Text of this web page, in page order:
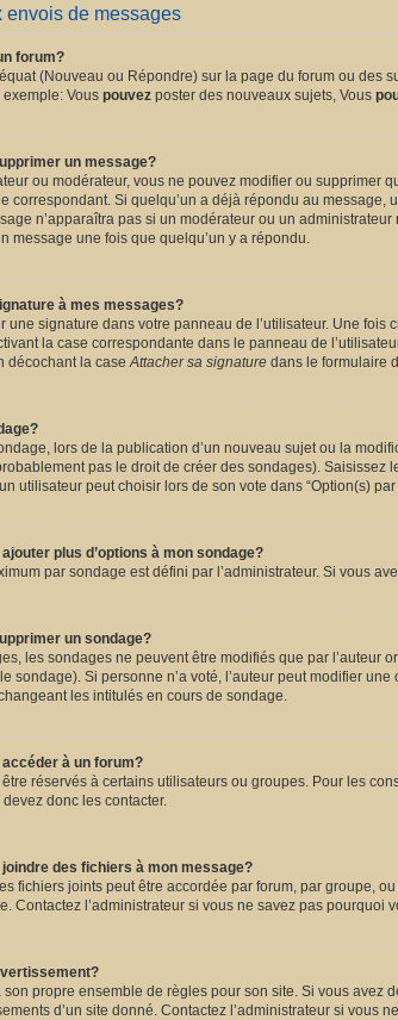
envois de messages
forum?
(Nouveau ou Répondre) sur la page du forum ou des
Vous pouvez poster des nouveaux sujets, Vous
un message?
ou modérateur, vous ne pouvez modifier ou
correspondant. Si quelqu’un a déjà répondu au message,
n’apparaîtra pas si un modérateur ou un
message une fois que quelqu’un y a répondu.
à mes messages?
une signature dans votre panneau de l’utilisateur. Une fois
la case correspondante dans le panneau de
décochant la caseAttacher sa signature dans le formulaire
lors de la publication d’un nouveau sujet ou la
pas le droit de créer des sondages).
utilisateur peut choisir lors de son vote dans “Option(s)
plus d’options à mon sondage?
par sondage est défini par l’administrateur. Si vous
un sondage?
les sondages ne peuvent être modifiés que par
sondage). Si personne n’a voté, l’auteur peut modifier
les intitulés en cours de sondage.
à un forum?
réservés à certains utilisateurs ou groupes. Pour les
donc les contacter.
des fichiers à mon message?
fichiers joints peut être accordée par forum, par groupe,
Contactez l’administrateur si vous ne savez pas pourquoi
propre ensemble de règles pour son site. Si vous avez
d’un site donné. Contactez l’administrateur si vous